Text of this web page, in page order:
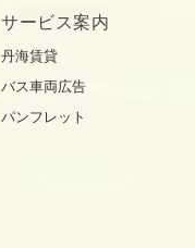
サービス案内
丹海賃貸
バス車両広告
パンフレット